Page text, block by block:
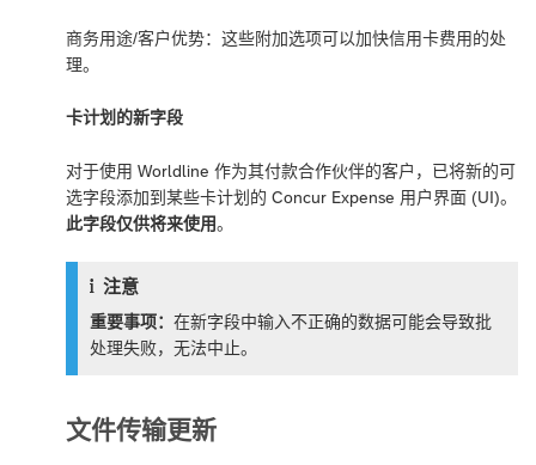
商务用途/客户优势：这些附加选项可以加快信用卡费用的处
理。
卡计划的新字段
对于使用 Worldline 作为其付款合作伙伴的客户，已将新的可
选字段添加到某些卡计划的 Concur Expense 用户界面 (UI)。
此字段仅供将来使用。
注意
重要事项：在新字段中输入不正确的数据可能会导致批
处理失败，无法中止。
文件传输更新